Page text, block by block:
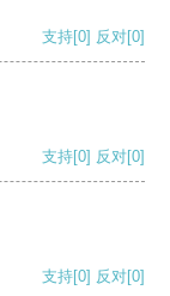
支持[0] 反对[0]
支持[0] 反对[0]
支持[0] 反对[0]